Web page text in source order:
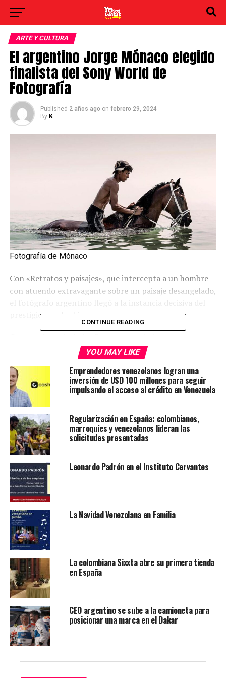
ARTE Y CULTURA
El argentino Jorge Mónaco elegido
finalista del Sony World de
Fotografía
Published 2 años ago on febrero 29, 2024
By K
Fotografía de Mónaco
Con «Retratos y paisajes», que intercepta a un hombre
con atuendo extravagante sobre un paisaje desangelado,
el fotógrafo argentino llegó a la instancia decisiva del
prestigioso galardón.
intercepta a un hombre con atuendo extravagante
sobre un paisaje desangelado, el fotógrafo argentino
Jorge Mónaco resultó finalista de los premios Sony
World de Fotografía 2024, el prestigioso galardón que
en esta edición busca revertir la repercusión negativa
que tuvo la anterior tras consagrar como ganadora a
una imagen que luego se reveló había sido construida
con inteligencia artificial.
Más de 395.000 imágenes provenientes de 220 países se
postularon este año al premio, cuyo ganador será
anunciado el 18 de abril y se llevará 25.000 dólares y una
gama de equipos de imágenes digitales de Sony, así
como una presentación individual de su trabajo en la
exposición Sony World Photography Awards que tendrá
lugar el próximo año, según anunciaron los
organizadores en un comunicado.
CONTINUE READING
YOU MAY LIKE
Emprendedores venezolanos logran una
inversión de USD 100 millones para seguir
impulsando el acceso al crédito en Venezuela
Regularización en España: colombianos,
marroquíes y venezolanos lideran las
solicitudes presentadas
Leonardo Padrón en el Instituto Cervantes
La Navidad Venezolana en Familia
La colombiana Sixxta abre su primera tienda
en España
CEO argentino se sube a la camioneta para
posicionar una marca en el Dakar